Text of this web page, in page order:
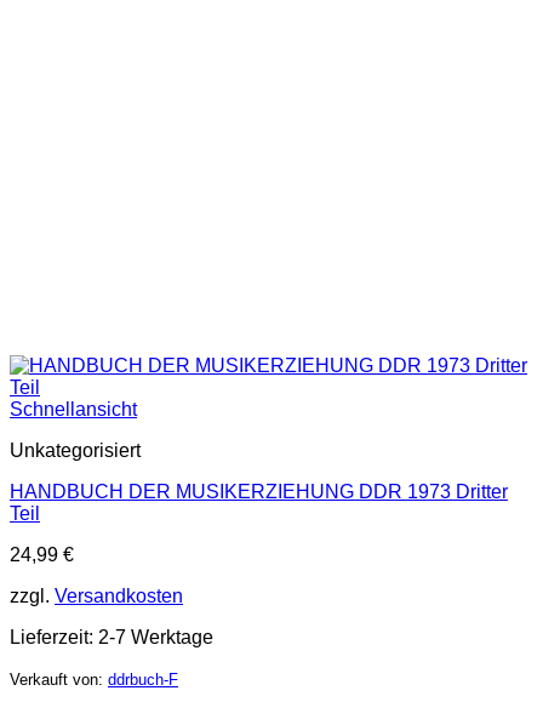
Schnellansicht
Unkategorisiert
HANDBUCH DER MUSIKERZIEHUNG DDR 1973 Dritter
Teil
24,99 €
zzgl. Versandkosten
Lieferzeit: 2-7 Werktage
Verkauft von: ddrbuch-F